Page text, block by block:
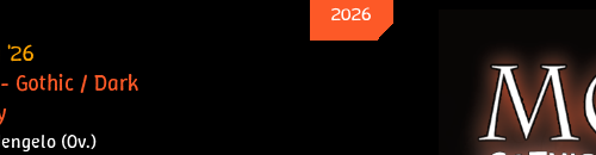
'26
Gothic / Dark
(Ov.)
2026